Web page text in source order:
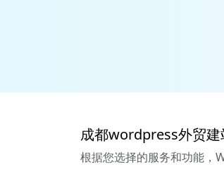
成都wordpress外贸
根据您选择的服务和功能，